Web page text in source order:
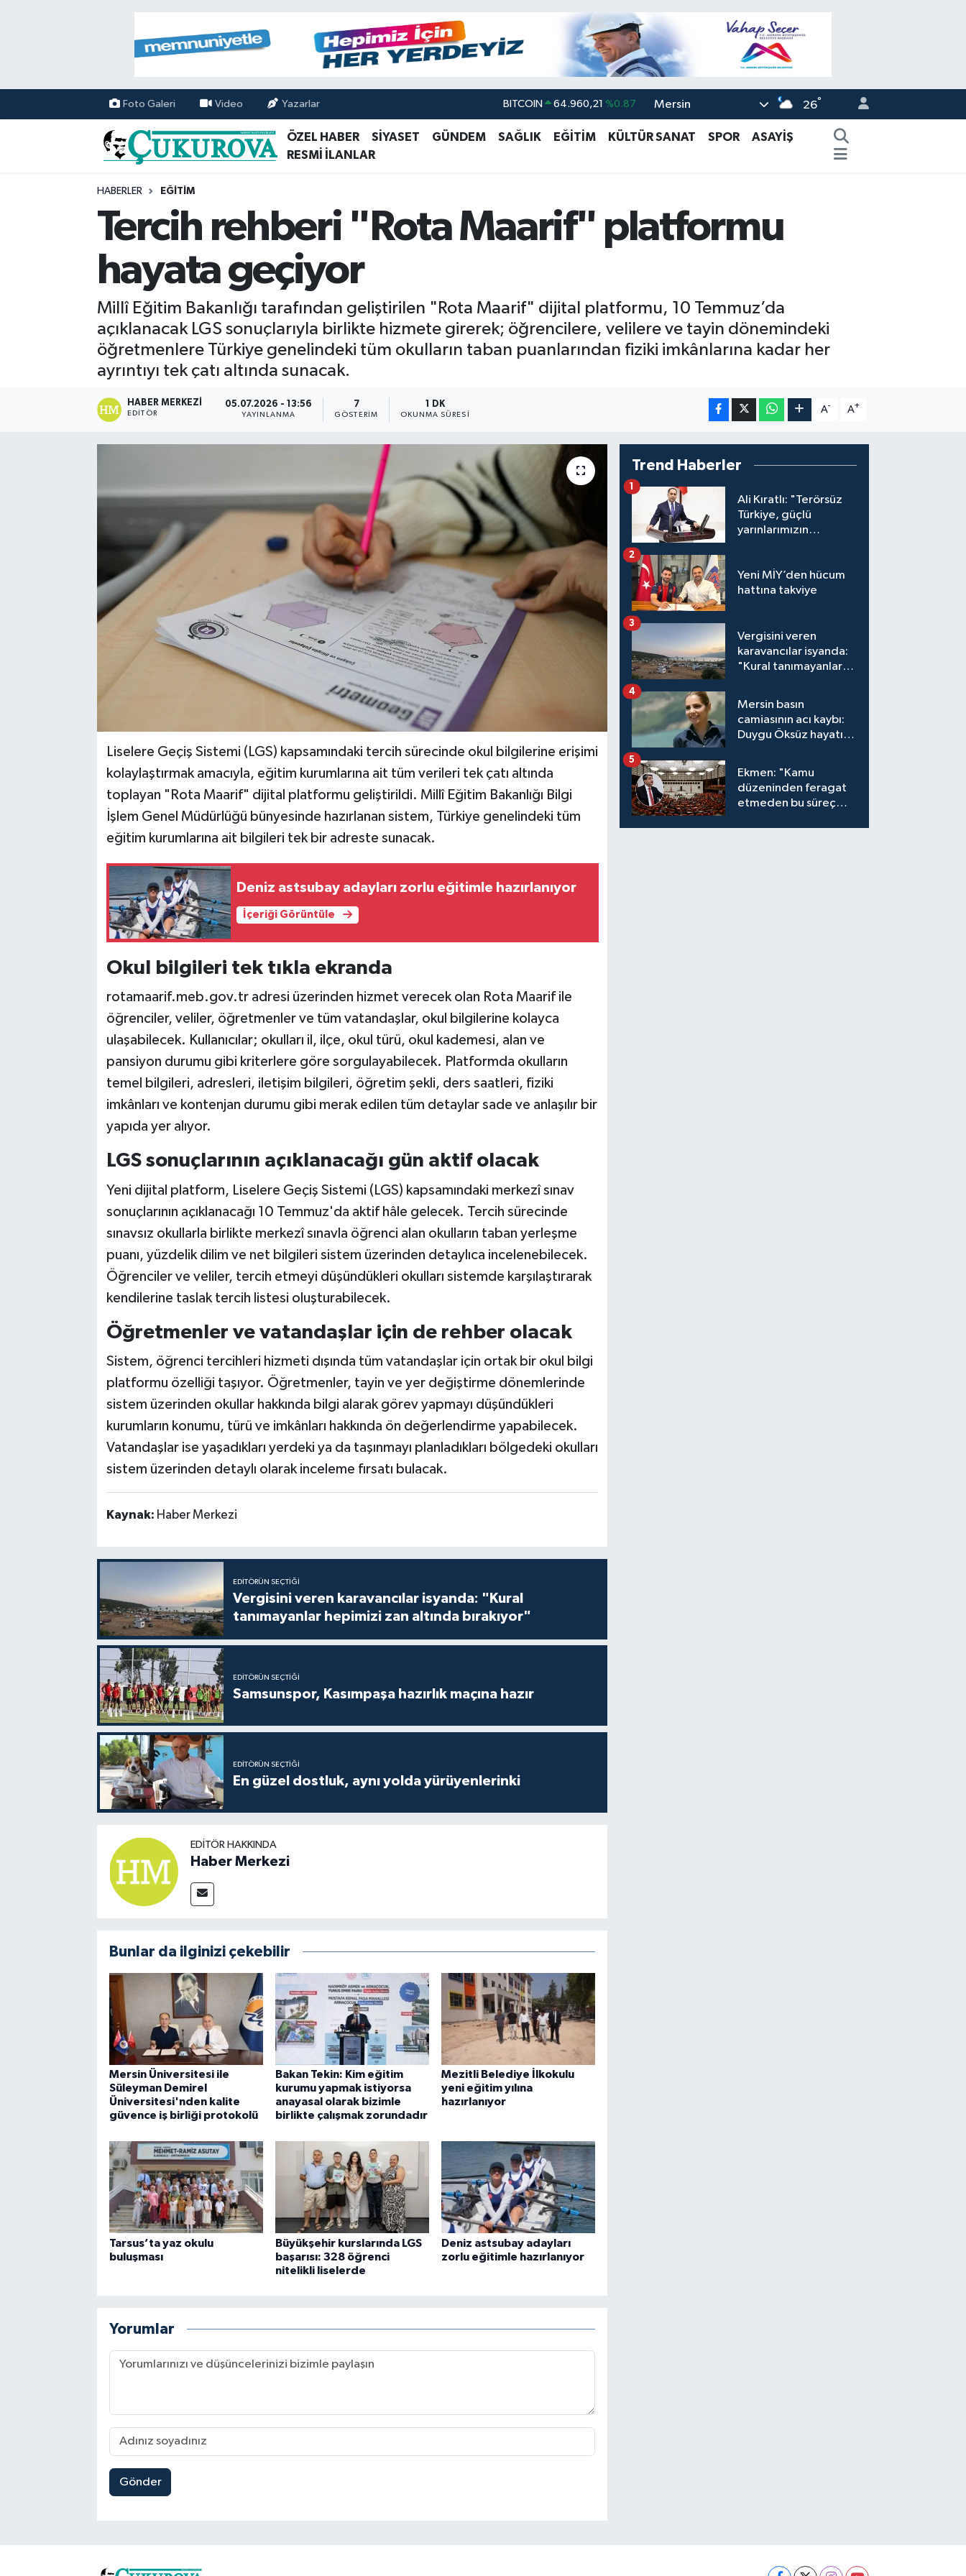
Foto Galeri Video Yazarlar
64.960,21 %0.87
DOLAR 47,7436 %0.18
EURO 55,2510 %0.32
BİST100 13.779 %-14
Mersin 26°
ÖZEL HABER SİYASET GÜNDEM SAĞLIK EĞİTİM KÜLTÜR SANAT SPOR
ASAYİŞ
RESMİ İLANLAR
HABERLER EĞİTİM
Tercih rehberi "Rota Maarif" platformu
hayata geçiyor
Millî Eğitim Bakanlığı tarafından geliştirilen "Rota Maarif" dijital platformu, 10 Temmuz’da
açıklanacak LGS sonuçlarıyla birlikte hizmete girerek; öğrencilere, velilere ve tayin dönemindeki
öğretmenlere Türkiye genelindeki tüm okulların taban puanlarından fiziki imkânlarına kadar her
ayrıntıyı tek çatı altında sunacak.
HABER MERKEZI
EDITÖR
05.07.2026 - 13:56
YAYINLANMA
7
GÖSTERIM
1 DK
OKUNMA SÜRESI
A- A+
Liselere Geçiş Sistemi (LGS) kapsamındaki tercih sürecinde okul bilgilerine erişimi
kolaylaştırmak amacıyla, eğitim kurumlarına ait tüm verileri tek çatı altında
toplayan "Rota Maarif" dijital platformu geliştirildi. Millî Eğitim Bakanlığı Bilgi
İşlem Genel Müdürlüğü bünyesinde hazırlanan sistem, Türkiye genelindeki tüm
eğitim kurumlarına ait bilgileri tek bir adreste sunacak.
Deniz astsubay adayları zorlu eğitimle hazırlanıyor
İçeriği Görüntüle
Okul bilgileri tek tıkla ekranda
rotamaarif.meb.gov.tr adresi üzerinden hizmet verecek olan Rota Maarif ile
öğrenciler, veliler, öğretmenler ve tüm vatandaşlar, okul bilgilerine kolayca
ulaşabilecek. Kullanıcılar; okulları il, ilçe, okul türü, okul kademesi, alan ve
pansiyon durumu gibi kriterlere göre sorgulayabilecek. Platformda okulların
temel bilgileri, adresleri, iletişim bilgileri, öğretim şekli, ders saatleri, fiziki
imkânları ve kontenjan durumu gibi merak edilen tüm detaylar sade ve anlaşılır bir
yapıda yer alıyor.
LGS sonuçlarının açıklanacağı gün aktif olacak
Yeni dijital platform, Liselere Geçiş Sistemi (LGS) kapsamındaki merkezî sınav
sonuçlarının açıklanacağı 10 Temmuz'da aktif hâle gelecek. Tercih sürecinde
sınavsız okullarla birlikte merkezî sınavla öğrenci alan okulların taban yerleşme
puanı, yüzdelik dilim ve net bilgileri sistem üzerinden detaylıca incelenebilecek.
Öğrenciler ve veliler, tercih etmeyi düşündükleri okulları sistemde karşılaştırarak
kendilerine taslak tercih listesi oluşturabilecek.
Öğretmenler ve vatandaşlar için de rehber olacak
Sistem, öğrenci tercihleri hizmeti dışında tüm vatandaşlar için ortak bir okul bilgi
platformu özelliği taşıyor. Öğretmenler, tayin ve yer değiştirme dönemlerinde
sistem üzerinden okullar hakkında bilgi alarak görev yapmayı düşündükleri
kurumların konumu, türü ve imkânları hakkında ön değerlendirme yapabilecek.
Vatandaşlar ise yaşadıkları yerdeki ya da taşınmayı planladıkları bölgedeki okulları
sistem üzerinden detaylı olarak inceleme fırsatı bulacak.
Kaynak: Haber Merkezi
EDITÖRÜN SEÇTIĞI
Vergisini veren karavancılar isyanda: "Kural
tanımayanlar hepimizi zan altında bırakıyor"
EDITÖRÜN SEÇTIĞI
Samsunspor, Kasımpaşa hazırlık maçına hazır
EDITÖRÜN SEÇTIĞI
En güzel dostluk, aynı yolda yürüyenlerinki
EDITÖR HAKKINDA
Haber Merkezi
Bunlar da ilginizi çekebilir
Mersin Üniversitesi ile
Süleyman Demirel
Üniversitesi'nden kalite
güvence iş birliği protokolü
Bakan Tekin: Kim eğitim
kurumu yapmak istiyorsa
anayasal olarak bizimle
birlikte çalışmak zorundadır
Mezitli Belediye İlkokulu
yeni eğitim yılına
hazırlanıyor
Tarsus’ta yaz okulu
buluşması
Büyükşehir kurslarında LGS
başarısı: 328 öğrenci
nitelikli liselerde
Deniz astsubay adayları
zorlu eğitimle hazırlanıyor
Yorumlar
Gönder
Trend Haberler
Ali Kıratlı: "Terörsüz
Türkiye, güçlü
yarınlarımızın
1
Yeni MİY’den hücum
hattına takviye
2
Vergisini veren
karavancılar isyanda:
"Kural tanımayanlar
3
Mersin basın
camiasının acı kaybı:
Duygu Öksüz hayatını
4
Ekmen: "Kamu
düzeninden feragat
etmeden bu süreç
5
Mersin Nöbetçi Eczaneler
Mersin Hava Durumu
Mersin Namaz Vakitleri
Mersin Trafik Yoğunluk Haritası
Tüm Manşetler
Son Dakika Haberleri
Haber Arşivi